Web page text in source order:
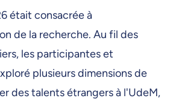
était consacrée à
de la recherche. Au fil des
les participantes et
plusieurs dimensions de
des talents étrangers à l'UdeM,